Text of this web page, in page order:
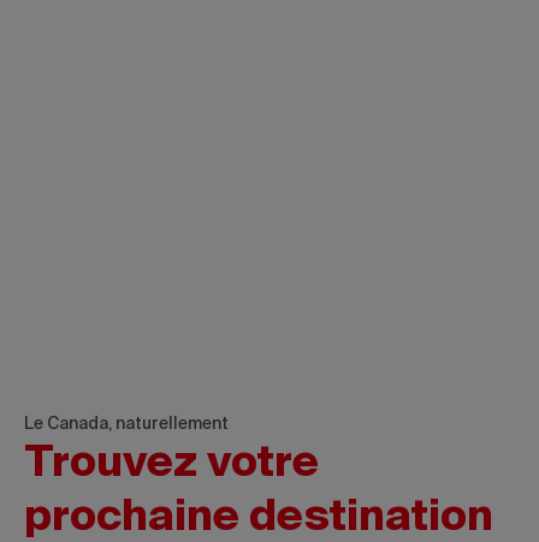
Le Canada, naturellement
Trouvez votre
prochaine destination